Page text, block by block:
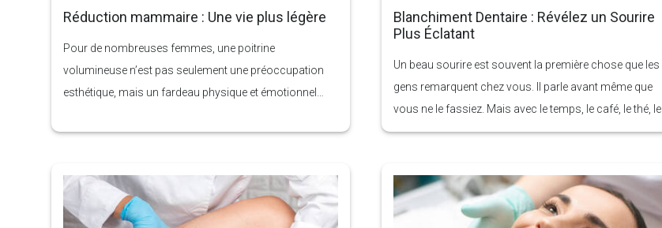
Réduction mammaire : Une vie plus légère
Pour de nombreuses femmes, une poitrine
volumineuse n’est pas seulement une préoccupation
esthétique, mais un fardeau physique et émotionnel
la nuque, marques profondes des bretelles de soutien-
de posture et difficultés à pratiquer une activité physique
peuvent tous être liés à une poitrine trop lourde.
Blanchiment Dentaire : Révélez un Sourire
Plus Éclatant
Un beau sourire est souvent la première chose que les
gens remarquent chez vous. Il parle avant même que
vous ne le fassiez. Mais avec le temps, le café, le thé, le
vin rouge, le tabac, certains médicaments et même le
taches que le simple brossage ne peut pas éliminer.